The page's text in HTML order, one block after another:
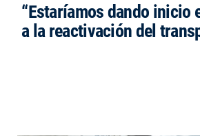
“Estaríamos dando inicio
a la reactivación del